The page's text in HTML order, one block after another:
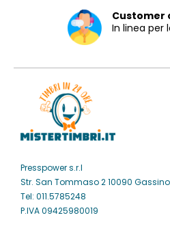
Customer
In linea per
Presspower s.r.l
Str. San Tommaso 2 10090
Tel: 011.5785248
P.IVA 09425980019